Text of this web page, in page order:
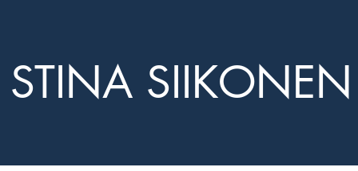
STINA SIIKONEN